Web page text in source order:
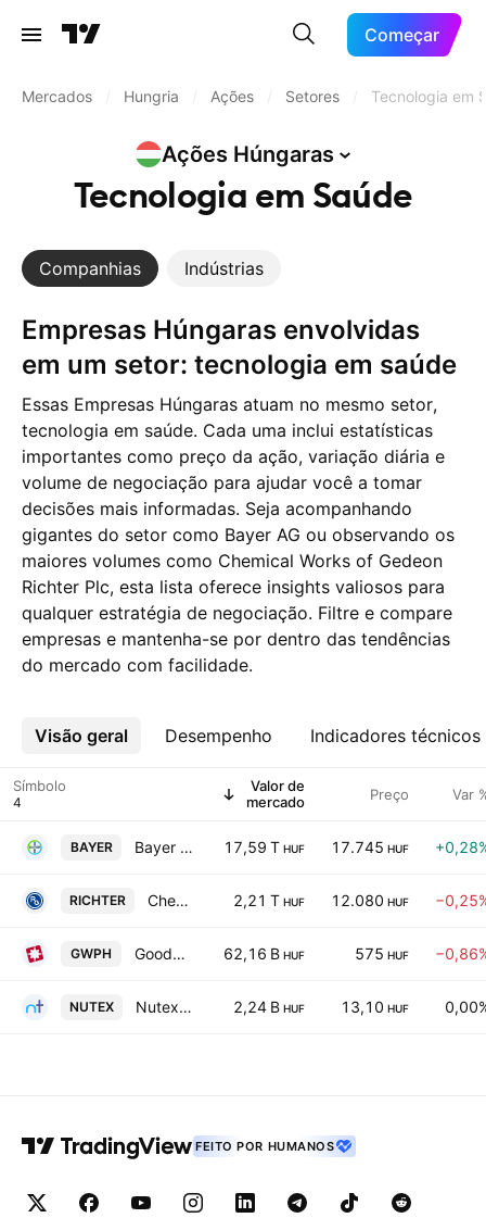
Começar
Mercados Hungria Ações Setores Tecnologia em
Ações Húngaras
Tecnologia em Saúde
Companhias Indústrias
Empresas Húngaras envolvidas
em um setor: tecnologia em saúde
Essas Empresas Húngaras atuam no mesmo setor,
tecnologia em saúde. Cada uma inclui estatísticas
importantes como preço da ação, variação diária e
volume de negociação para ajudar você a tomar
decisões mais informadas. Seja acompanhando
gigantes do setor como Bayer AG ou observando os
maiores volumes como Chemical Works of Gedeon
Richter Plc, esta lista oferece insights valiosos para
qualquer estratégia de negociação. Filtre e compare
empresas e mantenha-se por dentro das tendências
do mercado com facilidade.
Visão geral Desempenho Indicadores técnicos
Mais
Símbolo
Valor de
mercado
Preço Var
BAYER Bayer AG 17,59 T HUF 17.745 HUF
RICHTER Chemical Works of Gedeon Richter Plc 2,21 T HUF 12.080 HUF
GWPH Goodwill Pharma Nyrt. 62,16 B HUF 575 HUF
NUTEX Nutex Investments Plc Series E 2,24 B HUF 13,10 HUF
FEITO POR HUMANOS